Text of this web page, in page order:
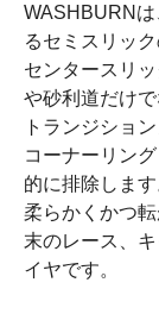
WASHBURN
るセミスリッ
センタースリ
や砂利道だけ
トランジショ
コーナーリン
的に排除します
柔らかくかつ
末のレース、
イヤです。